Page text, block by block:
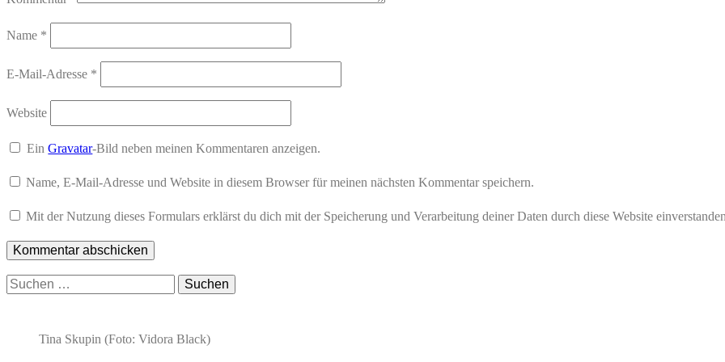
Name *
E-Mail-Adresse *
Website
EinGravatar-Bild neben meinen Kommentaren anzeigen.
Name, E-Mail-Adresse und Website in diesem Browser für meinen nächsten Kommentar speichern.
Mit der Nutzung dieses Formulars erklärst du dich mit der Speicherung und Verarbeitung deiner Daten durch diese Website
Suchen
Tina Skupin (Foto: Vidora Black)